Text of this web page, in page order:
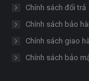
Chính sách đổi trả
Chính sách bảo
Chính sách giao
Chính sách bảo